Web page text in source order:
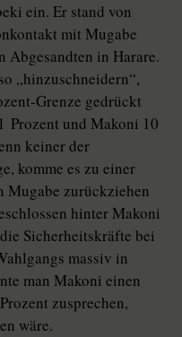
ein. Er stand von
mit Mugabe
Abgesandten in Harare.
„hinzuschneidern“,
Grenze gedrückt
Prozent und Makoni 10
keiner der
komme es zu einer
Mugabe zurückziehen
hinter Makoni
Sicherheitskräfte bei
massiv in
man Makoni einen
zusprechen,
wäre.